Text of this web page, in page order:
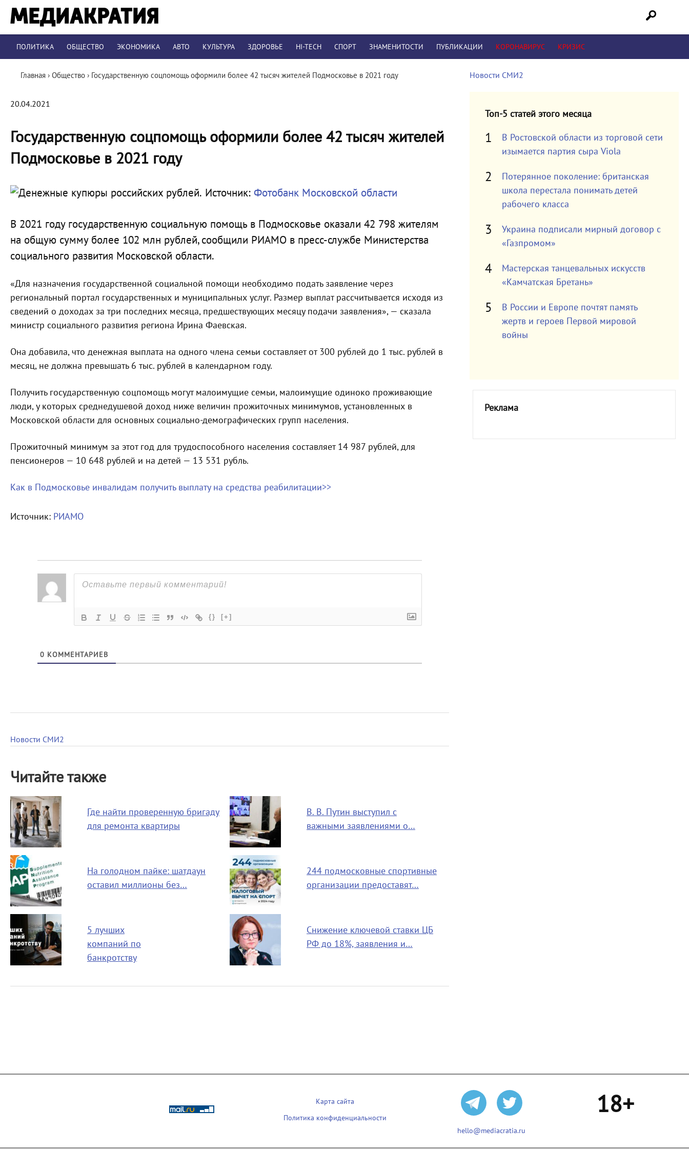
ПОЛИТИКА ОБЩЕСТВО ЭКОНОМИКА АВТО КУЛЬТУРА ЗДОРОВЬЕ HI-TECH СПОРТ ЗНАМЕНИТОСТИ ПУБЛИКАЦИИ КОРОНАВИРУС КРИЗИС
Главная › Общество › Государственную соцпомощь оформили более 42 тысяч жителей Подмосковье в 2021 году
20.04.2021
Государственную соцпомощь оформили более 42 тысяч жителей
Подмосковье в 2021 году
Источник: Фотобанк Московской области
В 2021 году государственную социальную помощь в Подмосковье оказали 42 798 жителям
на общую сумму более 102 млн рублей, сообщили РИАМО в пресс-службе Министерства
социального развития Московской области.
«Для назначения государственной социальной помощи необходимо подать заявление через
региональный портал государственных и муниципальных услуг. Размер выплат рассчитывается исходя из
сведений о доходах за три последних месяца, предшествующих месяцу подачи заявления», — сказала
министр социального развития региона Ирина Фаевская.
Она добавила, что денежная выплата на одного члена семьи составляет от 300 рублей до 1 тыс. рублей в
месяц, не должна превышать 6 тыс. рублей в календарном году.
Получить государственную соцпомощь могут малоимущие семьи, малоимущие одиноко проживающие
люди, у которых среднедушевой доход ниже величин прожиточных минимумов, установленных в
Московской области для основных социально-демографических групп населения.
Прожиточный минимум за этот год для трудоспособного населения составляет 14 987 рублей, для
пенсионеров — 10 648 рублей и на детей — 13 531 рубль.
Как в Подмосковье инвалидам получить выплату на средства реабилитации>>
Источник: РИАМО
{} [+]
0 КОММЕНТАРИЕВ
Новости СМИ2
Читайте также
Где найти проверенную бригаду
для ремонта квартиры
В. В. Путин выступил с
важными заявлениями о…
На голодном пайке: шатдаун
оставил миллионы без…
244 подмосковные спортивные
организации предоставят…
5 лучших
компаний по
банкротству
Снижение ключевой ставки ЦБ
РФ до 18%, заявления и…
Новости СМИ2
Топ-5 статей этого месяца
В Ростовской области из торговой сети
изымается партия сыра Viola
Потерянное поколение: британская
школа перестала понимать детей
рабочего класса
Украина подписали мирный договор с
«Газпромом»
Мастерская танцевальных искусств
«Камчатская Бретань»
В России и Европе почтят память
жертв и героев Первой мировой
войны
Реклама
Карта сайта
Политика конфиденциальности
hello@mediacratia.ru
18+